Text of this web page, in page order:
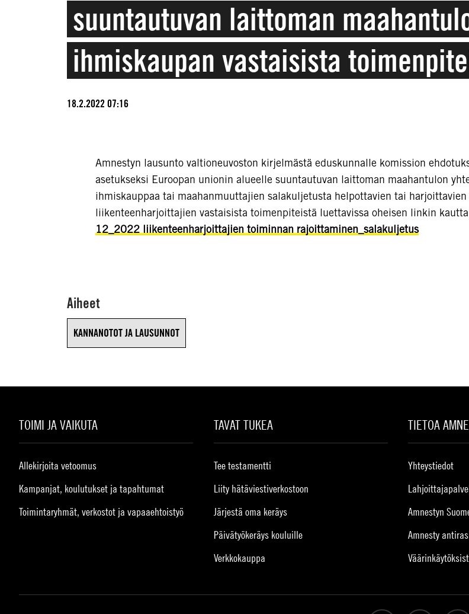
suuntautuvan laittoman
ihmiskaupan vastaisista
18.2.2022 07:16
Amnestyn lausunto valtioneuvoston kirjelmästä eduskunnalle komission
asetukseksi Euroopan unionin alueelle suuntautuvan laittoman maahantulon
ihmiskauppaa tai maahanmuuttajien salakuljetusta helpottavien tai harjoittavien
liikenteenharjoittajien vastaisista toimenpiteistä luettavissa oheisen linkin
12_2022 liikenteenharjoittajien toiminnan rajoittaminen_salakuljetus
Aiheet
KANNANOTOT JA LAUSUNNOT
TOIMI JA VAIKUTA
Allekirjoita vetoomus
Kampanjat, koulutukset ja tapahtumat
Toimintaryhmät, verkostot ja vapaaehtoistyö
TAVAT TUKEA
Tee testamentti
Liity hätäviestiverkostoon
Järjestä oma keräys
Päivätyökeräys kouluille
Verkkokauppa
TIETOA
Yhteystiedot
Amnestyn
Amnesty